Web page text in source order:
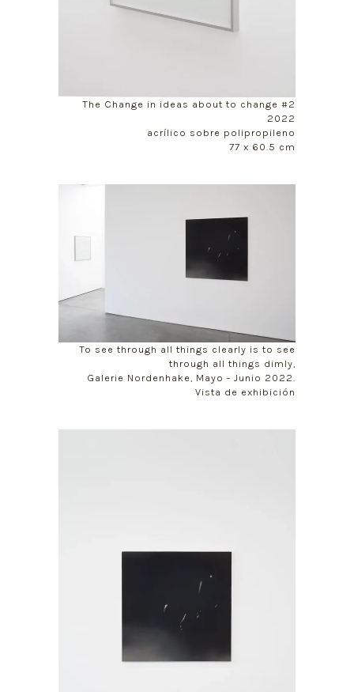
The Change in ideas about to change #2
2022
acrílico sobre polipropileno
77 x 60.5 cm
To see through all things clearly is to see
through all things dimly,
Galerie Nordenhake, Mayo - Junio 2022.
Vista de exhibición